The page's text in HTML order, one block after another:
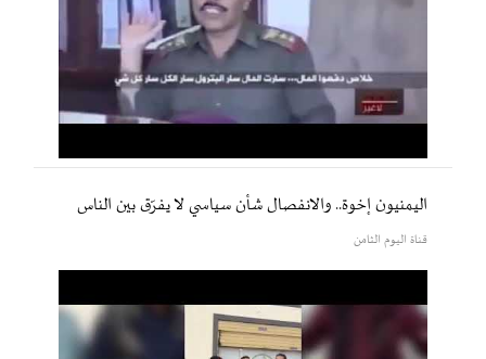
اليمنيون إخوة.. والانفصال شأن سياسي لا يفرّق بين الناس
قناة اليوم الثامن